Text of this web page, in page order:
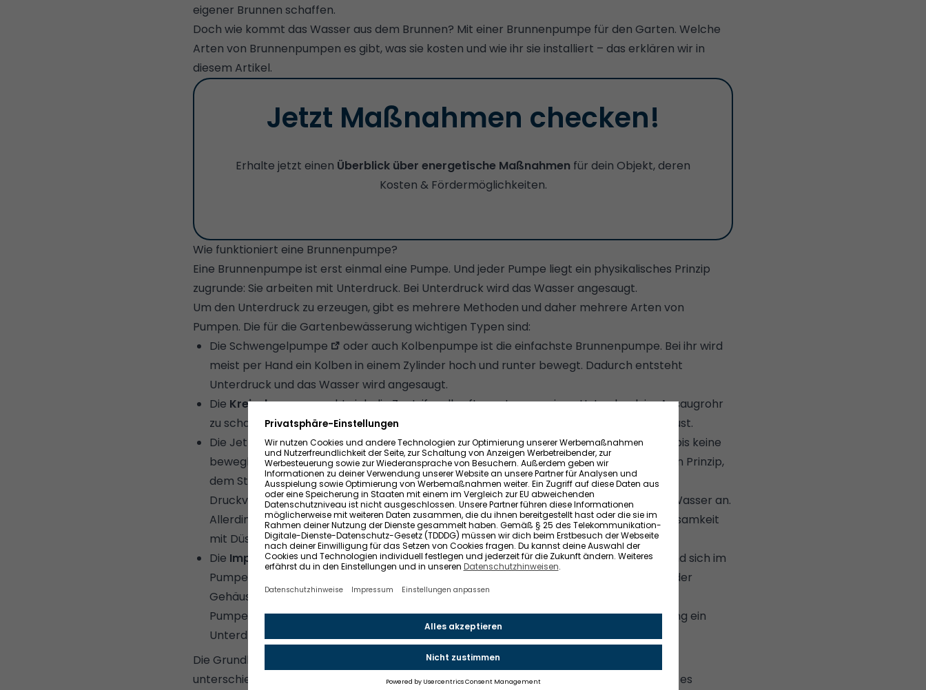
eigener Brunnen schaffen.
Doch wie kommt das Wasser aus dem Brunnen? Mit einer Brunnenpumpe für den Garten. Welche
Arten von Brunnenpumpen es gibt, was sie kosten und wie ihr sie installiert – das erklären wir in
diesem Artikel.
Jetzt Maßnahmen checken!
Erhalte jetzt einen Überblick über energetische Maßnahmen für dein Objekt, deren
Kosten & Fördermöglichkeiten.
Wie funktioniert eine Brunnenpumpe?
Eine Brunnenpumpe ist erst einmal eine Pumpe. Und jeder Pumpe liegt ein physikalisches Prinzip
zugrunde: Sie arbeiten mit Unterdruck. Bei Unterdruck wird das Wasser angesaugt.
Um den Unterdruck zu erzeugen, gibt es mehrere Methoden und daher mehrere Arten von
Pumpen. Die für die Gartenbewässerung wichtigen Typen sind:
Die Schwengelpumpe
oder auch Kolbenpumpe ist die einfachste Brunnenpumpe. Bei ihr wird
meist per Hand ein Kolben in einem Zylinder hoch und runter bewegt. Dadurch entsteht
Unterdruck und das Wasser wird angesaugt.
Die Kreiselpumpemacht sich die Zentrifugalkraft zunutze, um einen Unterdruck im Ansaugrohr
zu schaffen. Dadurch wird das Wasser angesaugt. Kreiselpumpen sind einfach und robust.
Die Jetpumpe
, oder auch Strahlpumpe, ist die wohl robusteste Pumpe, da sie wenig bis keine
beweglichen Teile zum Pumpen benötigt. Sie basiert ebenfalls auf einem physikalischen Prinzip,
dem Strahlantrieb. Bekannt ist das eher aus dem Flugzeugbau. Mit unterschiedlichen
Druckverhältnissen durch ein Trägerfluidum (meist ein Gas), saugt die Jetpumpe das Wasser an.
Allerdings sind Jetpumpen konstruktionsbedingt recht laut – auch das ist eine Gemeinsamkeit
mit Düsenflugzeugen.
Die Impellerpumpebasiert auf dem Prinzip der unterschiedlichen Verdichtung, während sich im
Pumpengehäuse flexible Schaufeln drehen. Dabei sind die Schaufeln etwas größer als der
Gehäusedurchmesser. Aufgrund der guten Dichtwirkung der elastischen Schaufeln am
Pumpengehäuse saugen Impellerpumpen Luft an. Damit entsteht an der Ansaugöffnung ein
Unterdruck, der das zu fördernde Wasser ansaugt.
Die Grundlage einer Pumpe sind verschiedene physikalische Prinzipien. Diese fördern auf
unterschiedliche Arten das Wasser von unten nach oben. Aber was für Pumpenarten gibt es